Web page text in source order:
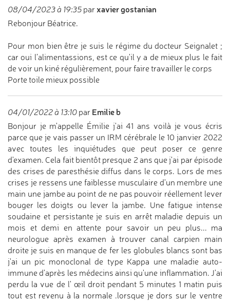
08/04/2023 à 19:35 par xavier gostanian
Rebonjour Béatrice.
Pour mon bien être je suis le régime du docteur Seignalet ;
car oui l’alimentassions, est ce qu'il y a de mieux plus le fait
de voir un kiné régulièrement, pour faire travailler le corps
Porte toile mieux possible
04/01/2022 à 13:10 par Emilie b
Bonjour je m'appelle Émilie j'ai 41 ans voilà je vous écris
parce que je vais passer un IRM cérébrale le 10 janvier 2022
avec toutes les inquiétudes que peut poser ce genre
d'examen. Cela fait bientôt presque 2 ans que j'ai par épisode
des crises de paresthésie diffus dans le corps. Lors de mes
crises je ressens une faiblesse musculaire d'un membre une
main une jambe au point de ne pas pouvoir réellement lever
bouger les doigts ou lever la jambe. Une fatigue intense
soudaine et persistante je suis en arrêt maladie depuis un
mois et demi en attente pour savoir un peu plus... ma
neurologue après examen à trouver canal carpien main
droite je suis en manque de fer les globules blancs sont bas
j'ai un pic monoclonal de type Kappa une maladie auto-
immune d'après les médecins ainsi qu'une inflammation. J'ai
perdu la vue de l' œil droit pendant 5 minutes 1 matin puis
tout est revenu à la normale .lorsque je dors sur le ventre